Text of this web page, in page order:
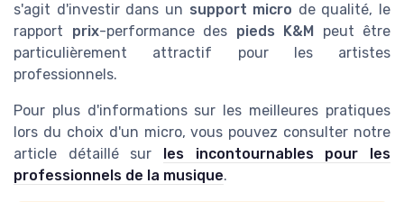
s'agit d'investir dans un support micro de qualité, le
rapport prix-performance des pieds K&M
peut être
particulièrement attractif pour les artistes
professionnels.
Pour plus d'informations sur les meilleures pratiques
lors du choix d'un micro, vous pouvez consulter notre
article détaillé sur
les incontournables pour les
professionnels de la musique.